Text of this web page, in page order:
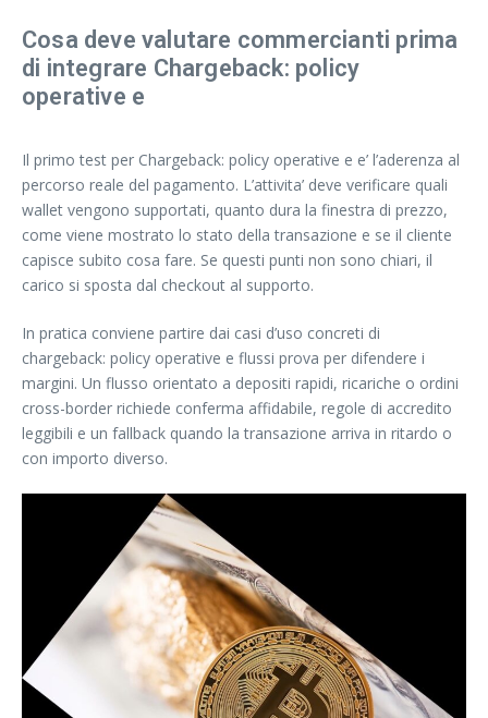
Cosa deve valutare commercianti prima
di integrare Chargeback: policy
operative e
Il primo test per Chargeback: policy operative e e’ l’aderenza al
percorso reale del pagamento. L’attivita’ deve verificare quali
wallet vengono supportati, quanto dura la finestra di prezzo,
come viene mostrato lo stato della transazione e se il cliente
capisce subito cosa fare. Se questi punti non sono chiari, il
carico si sposta dal checkout al supporto.
In pratica conviene partire dai casi d’uso concreti di
chargeback: policy operative e flussi prova per difendere i
margini. Un flusso orientato a depositi rapidi, ricariche o ordini
cross-border richiede conferma affidabile, regole di accredito
leggibili e un fallback quando la transazione arriva in ritardo o
con importo diverso.